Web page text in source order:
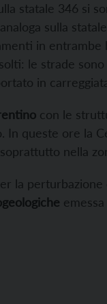
statale 346 si
sulla
in
le strade
in
con le
queste ore la
nella
la perturbazione